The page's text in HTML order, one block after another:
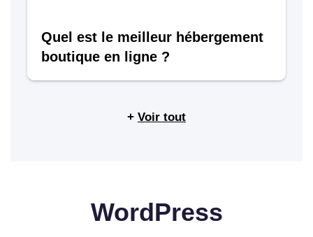
+ Voir tout
Quel est le meilleur hébergement
boutique en ligne ?
WordPress